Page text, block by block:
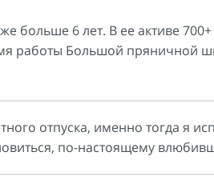
больше 6 лет. В ее активе
работы Большой пряничной
отпуска, именно тогда я
по-настоящему